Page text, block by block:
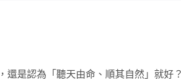
還是認為「聽天由命、順其自然」就好